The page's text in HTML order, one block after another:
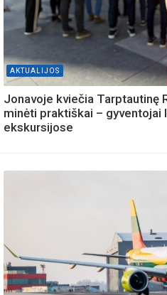
AKTUALIJOS
Jonavoje kviečia Tarptautinę
minėti praktiškai – gyventojai
ekskursijose